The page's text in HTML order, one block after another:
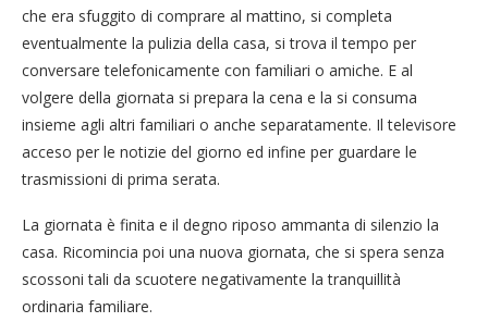
che era sfuggito di comprare al mattino, si completa
eventualmente la pulizia della casa, si trova il tempo per
conversare telefonicamente con familiari o amiche. E al
volgere della giornata si prepara la cena e la si consuma
insieme agli altri familiari o anche separatamente. Il televisore
acceso per le notizie del giorno ed infine per guardare le
trasmissioni di prima serata.
La giornata è finita e il degno riposo ammanta di silenzio la
casa. Ricomincia poi una nuova giornata, che si spera senza
scossoni tali da scuotere negativamente la tranquillità
ordinaria familiare.